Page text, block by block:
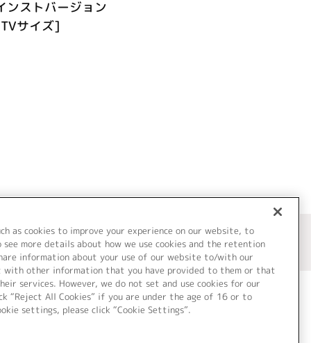
ンストバージョン
サイズ]
て Cookie Settings
as cookies to improve your experience on our website, to
see more details about how we use cookies and the retention
information about your use of our website to/with our
with other information that you have provided to them or that
services. However, we do not set and use cookies for our
“Reject All Cookies” if you are under the age of 16 or to
settings, please click “Cookie Settings”.